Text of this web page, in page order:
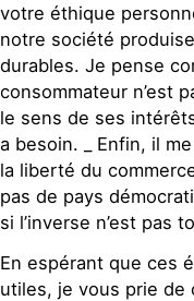
votre éthique
notre société
durables. Je pense
consommateur n’est
le sens de ses
a besoin. _ Enfin, il
la liberté du
pas de pays
si l’inverse n’est pas
En espérant que ces
utiles, je vous prie de